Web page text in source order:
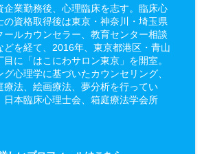
企業勤務後、心理臨床を志す。臨床心
の資格取得後は東京・神奈川・埼玉県
ールカウンセラー、教育センター相談
どを経て、2016年、東京都港区・青山
目に「はこにわサロン東京」を開室。
グ心理学に基づいたカウンセリング、
療法、絵画療法、夢分析を行ってい
日本臨床心理士会、箱庭療法学会所